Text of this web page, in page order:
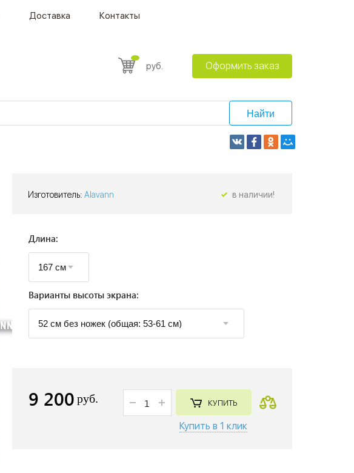
Доставка Контакты
руб. Оформить заказ
Найти
Изготовитель: Alavann в наличии!
Длина:
Варианты высоты экрана:
9 200 руб. КУПИТЬ
Купить в 1 клик